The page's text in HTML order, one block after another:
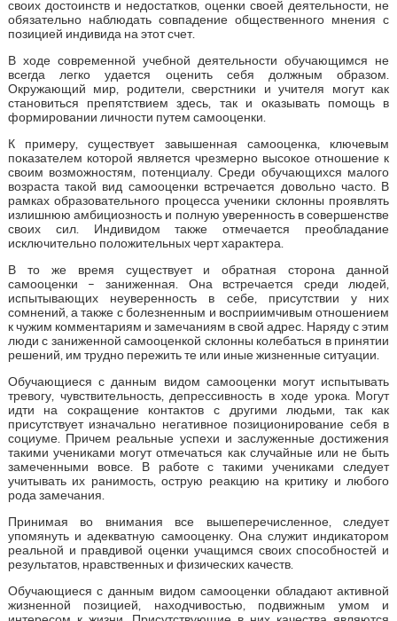
своих достоинств и недостатков, оценки своей деятельности, не
обязательно наблюдать совпадение общественного мнения с
позицией индивида на этот счет.
В ходе современной учебной деятельности обучающимся не
всегда легко удается оценить себя должным образом.
Окружающий мир, родители, сверстники и учителя могут как
становиться препятствием здесь, так и оказывать помощь в
формировании личности путем самооценки.
К примеру, существует завышенная самооценка, ключевым
показателем которой является чрезмерно высокое отношение к
своим возможностям, потенциалу. Среди обучающихся малого
возраста такой вид самооценки встречается довольно часто. В
рамках образовательного процесса ученики склонны проявлять
излишнюю амбициозность и полную уверенность в совершенстве
своих сил. Индивидом также отмечается преобладание
исключительно положительных черт характера.
В то же время существует и обратная сторона данной
самооценки – заниженная. Она встречается среди людей,
испытывающих неуверенность в себе, присутствии у них
сомнений, а также с болезненным и восприимчивым отношением
к чужим комментариям и замечаниям в свой адрес. Наряду с этим
люди с заниженной самооценкой склонны колебаться в принятии
решений, им трудно пережить те или иные жизненные ситуации.
Обучающиеся с данным видом самооценки могут испытывать
тревогу, чувствительность, депрессивность в ходе урока. Могут
идти на сокращение контактов с другими людьми, так как
присутствует изначально негативное позиционирование себя в
социуме. Причем реальные успехи и заслуженные достижения
такими учениками могут отмечаться как случайные или не быть
замеченными вовсе. В работе с такими учениками следует
учитывать их ранимость, острую реакцию на критику и любого
рода замечания.
Принимая во внимания все вышеперечисленное, следует
упомянуть и адекватную самооценку. Она служит индикатором
реальной и правдивой оценки учащимся своих способностей и
результатов, нравственных и физических качеств.
Обучающиеся с данным видом самооценки обладают активной
жизненной позицией, находчивостью, подвижным умом и